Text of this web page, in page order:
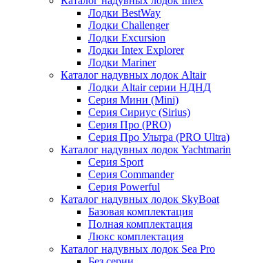
Лодки BestWay
Лодки Challenger
Лодки Excursion
Лодки Intex Explorer
Лодки Mariner
Каталог надувных лодок Altair
Лодки Altair серии НДНД
Серия Мини (Mini)
Серия Сириус (Sirius)
Серия Про (PRO)
Серия Про Ультра (PRO Ultra)
Каталог надувных лодок Yachtmarin
Серия Sport
Серия Commander
Серия Powerful
Каталог надувных лодок SkyBoat
Базовая комплектация
Полная комплектация
Люкс комплектация
Каталог надувных лодок Sea Pro